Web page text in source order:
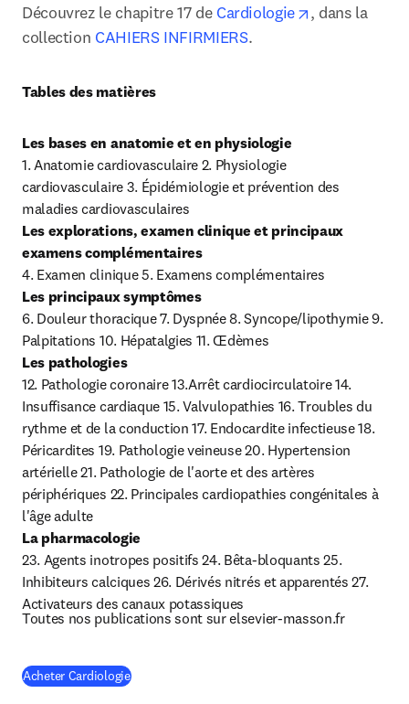
Découvrez le chapitre 17 de Cardiologie opens in
, dans la
collection CAHIERS INFIRMIERS.
Tables des matières
1. Anatomie cardiovasculaire 2. Physiologie
cardiovasculaire 3. Épidémiologie et prévention des
Les explorations, examen clinique et principaux
examens complémentaires
Les principaux symptômes
6. Douleur thoracique 7. Dyspnée 8. Syncope/lipothymie 9.
Les pathologies
12. Pathologie coronaire 13.Arrêt cardiocirculatoire 14.
Insuffisance cardiaque 15. Valvulopathies 16. Troubles du
rythme et de la conduction 17. Endocardite infectieuse 18.
Péricardites 19. Pathologie veineuse 20. Hypertension
artérielle 21. Pathologie de l'aorte et des artères
périphériques 22. Principales cardiopathies congénitales à
La pharmacologie
23. Agents inotropes positifs 24. Bêta-bloquants 25.
Inhibiteurs calciques 26. Dérivés nitrés et apparentés 27.
Activateurs des canaux potassiques
Toutes nos publications sont sur elsevier-masson.fr
Acheter Cardiologie(